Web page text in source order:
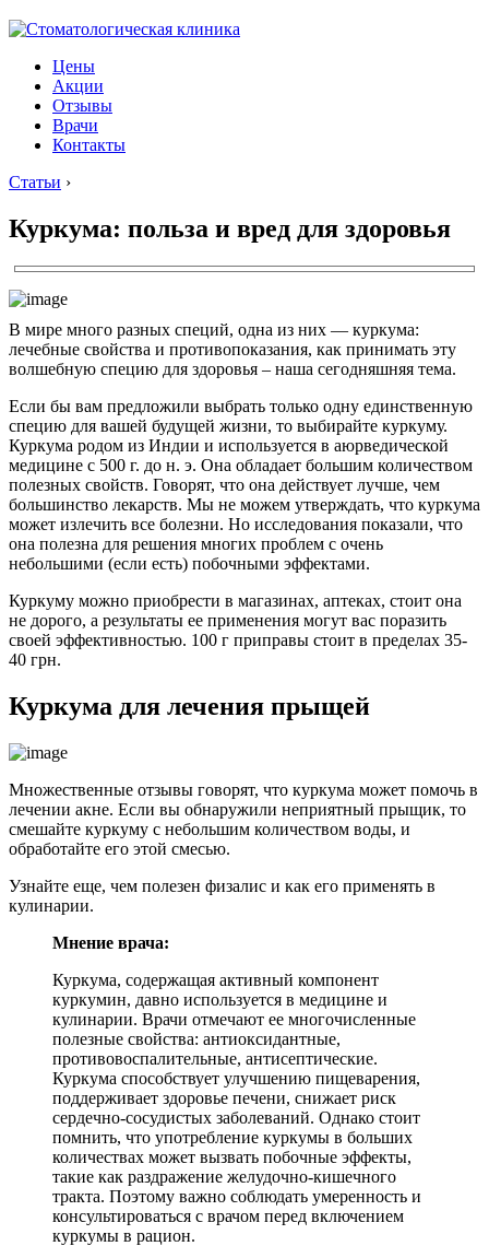
Цены
Акции
Отзывы
Врачи
Контакты
Статьи ›
Куркума: польза и вред для здоровья
В мире много разных специй, одна из них — куркума:
лечебные свойства и противопоказания, как принимать эту
волшебную специю для здоровья – наша сегодняшняя тема.
Если бы вам предложили выбрать только одну единственную
специю для вашей будущей жизни, то выбирайте куркуму.
Куркума родом из Индии и используется в аюрведической
медицине с 500 г. до н. э. Она обладает большим количеством
полезных свойств. Говорят, что она действует лучше, чем
большинство лекарств. Мы не можем утверждать, что куркума
может излечить все болезни. Но исследования показали, что
она полезна для решения многих проблем с очень
небольшими (если есть) побочными эффектами.
Куркуму можно приобрести в магазинах, аптеках, стоит она
не дорого, а результаты ее применения могут вас поразить
своей эффективностью. 100 г приправы стоит в пределах 35-
40 грн.
Куркума для лечения прыщей
Множественные отзывы говорят, что куркума может помочь в
лечении акне. Если вы обнаружили неприятный прыщик, то
смешайте куркуму с небольшим количеством воды, и
обработайте его этой смесью.
Узнайте еще, чем полезен физалис и как его применять в
кулинарии.
Мнение врача:
Куркума, содержащая активный компонент
куркумин, давно используется в медицине и
кулинарии. Врачи отмечают ее многочисленные
полезные свойства: антиоксидантные,
противовоспалительные, антисептические.
Куркума способствует улучшению пищеварения,
поддерживает здоровье печени, снижает риск
сердечно-сосудистых заболеваний. Однако стоит
помнить, что употребление куркумы в больших
количествах может вызвать побочные эффекты,
такие как раздражение желудочно-кишечного
тракта. Поэтому важно соблюдать умеренность и
консультироваться с врачом перед включением
куркумы в рацион.